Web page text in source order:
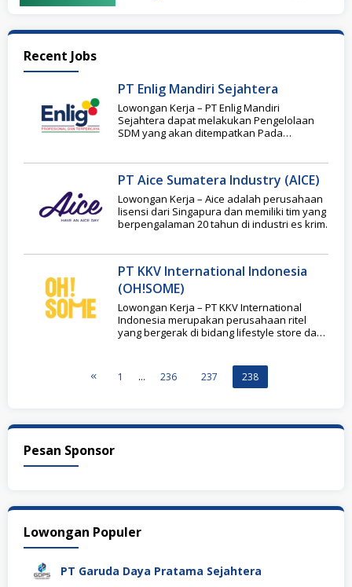
CAKERJA.com
Recent Jobs
PT Enlig Mandiri Sejahtera
Lowongan Kerja – PT Enlig Mandiri
Sejahtera dapat melakukan Pengelolaan
SDM yang akan ditempatkan Pada
PT Aice Sumatera Industry (AICE)
Lowongan Kerja – Aice adalah perusahaan
lisensi dari Singapura dan memiliki tim yang
berpengalaman 20 tahun di industri es krim.
PT KKV International Indonesia
(OH!SOME)
Lowongan Kerja – PT KKV International
Indonesia merupakan perusahaan ritel
yang bergerak di bidang lifestyle store dan
1 … 236 237 238
Pesan Sponsor
Lowongan Populer
PT Garuda Daya Pratama Sejahtera